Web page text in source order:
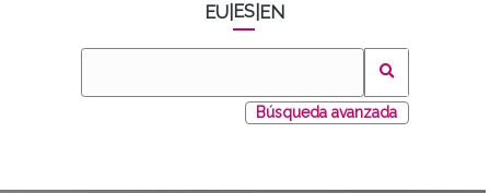
EU ES EN
Búsqueda avanzada